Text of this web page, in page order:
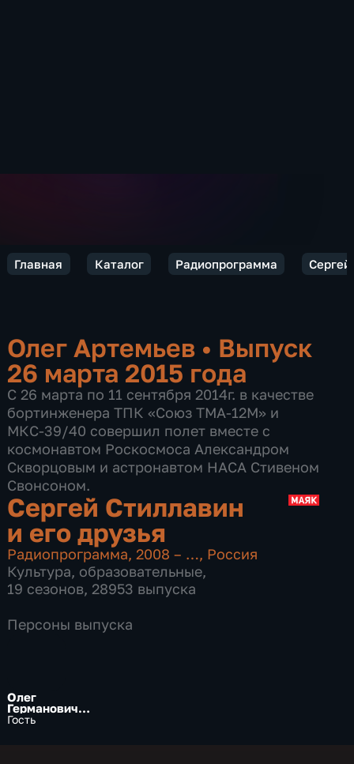
Главная Каталог Радиопрограмма Сергей
Олег Артемьев • Выпуск
26 марта 2015 года
С 26 марта по 11 сентября 2014г. в качестве
бортинженера ТПК «Союз ТМА-12М» и
МКС-39/40 совершил полет вместе с
космонавтом Роскосмоса Александром
Скворцовым и астронавтом НАСА Стивеном
Свонсоном.
Сергей Стиллавин
и его друзья
Радиопрограмма,2008 – …, Россия
Культура, образовательные,
19 сезонов, 28953 выпуска
Персоны выпуска
Олег
Германович
Артемьев
Гость